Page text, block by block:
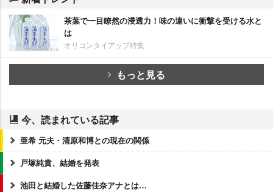
茶葉で一目瞭然の浸透力！味の違いに衝撃を受ける水と
は
オリコンタイアップ特集
もっと見る
今、読まれている記事
亜希 元夫・清原和博との現在の関係
戸塚純貴、結婚を発表
池田と結婚した佐藤佳奈アナとは…